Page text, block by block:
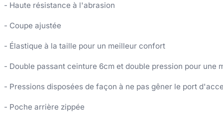
- Haute résistance à l'abrasion
- Coupe ajustée
- Élastique à la taille pour un meilleur confort
- Double passant ceinture 6cm et double pression pour une
- Pressions disposées de façon à ne pas gêner le port
- Poche arrière zippée